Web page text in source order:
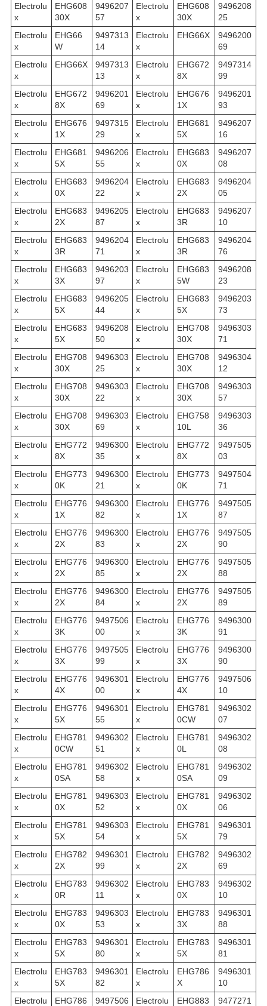
Electrolu
x
EHG608
30X
9496207
57
Electrolu
x
EHG608
30X
9496208
25
Electrolu
x
EHG66
W
9497313
14
Electrolu
x
EHG66X
9496200
69
Electrolu
x
EHG66X
9497313
13
Electrolu
x
EHG672
8X
9497314
99
Electrolu
x
EHG672
8X
9496201
69
Electrolu
x
EHG676
1X
9496201
93
Electrolu
x
EHG676
1X
9497315
29
Electrolu
x
EHG681
5X
9496207
16
Electrolu
x
EHG681
5X
9496206
55
Electrolu
x
EHG683
0X
9496207
08
Electrolu
x
EHG683
0X
9496204
22
Electrolu
x
EHG683
2X
9496204
05
Electrolu
x
EHG683
2X
9496205
87
Electrolu
x
EHG683
3R
9496207
10
Electrolu
x
EHG683
3R
9496204
71
Electrolu
x
EHG683
3R
9496204
76
Electrolu
x
EHG683
3X
9496203
97
Electrolu
x
EHG683
5W
9496208
23
Electrolu
x
EHG683
5X
9496205
44
Electrolu
x
EHG683
5X
9496203
73
Electrolu
x
EHG683
5X
9496208
50
Electrolu
x
EHG708
30X
9496303
71
Electrolu
x
EHG708
30X
9496303
25
Electrolu
x
EHG708
30X
9496304
12
Electrolu
x
EHG708
30X
9496303
22
Electrolu
x
EHG708
30X
9496303
57
Electrolu
x
EHG708
30X
9496303
69
Electrolu
x
EHG758
10L
9496303
36
Electrolu
x
EHG772
8X
9496300
35
Electrolu
x
EHG772
8X
9497505
03
Electrolu
x
EHG773
0K
9496300
21
Electrolu
x
EHG773
0K
9497504
71
Electrolu
x
EHG776
1X
9496300
82
Electrolu
x
EHG776
1X
9497505
87
Electrolu
x
EHG776
2X
9496300
83
Electrolu
x
EHG776
2X
9497505
90
Electrolu
x
EHG776
2X
9496300
85
Electrolu
x
EHG776
2X
9497505
88
Electrolu
x
EHG776
2X
9496300
84
Electrolu
x
EHG776
2X
9497505
89
Electrolu
x
EHG776
3K
9497506
00
Electrolu
x
EHG776
3K
9496300
91
Electrolu
x
EHG776
3X
9497505
99
Electrolu
x
EHG776
3X
9496300
90
Electrolu
x
EHG776
4X
9496301
00
Electrolu
x
EHG776
4X
9497506
10
Electrolu
x
EHG776
5X
9496301
55
Electrolu
x
EHG781
0CW
9496302
07
Electrolu
x
EHG781
0CW
9496302
51
Electrolu
x
EHG781
0L
9496302
08
Electrolu
x
EHG781
0SA
9496302
58
Electrolu
x
EHG781
0SA
9496302
09
Electrolu
x
EHG781
0X
9496303
52
Electrolu
x
EHG781
0X
9496302
06
Electrolu
x
EHG781
5X
9496303
54
Electrolu
x
EHG781
5X
9496301
79
Electrolu
x
EHG782
2X
9496301
99
Electrolu
x
EHG782
2X
9496302
69
Electrolu
x
EHG783
0R
9496302
11
Electrolu
x
EHG783
0X
9496302
10
Electrolu
x
EHG783
0X
9496303
53
Electrolu
x
EHG783
3X
9496301
88
Electrolu
x
EHG783
5X
9496301
80
Electrolu
x
EHG783
5X
9496301
81
Electrolu
x
EHG783
5X
9496301
82
Electrolu
x
EHG786
X
9496301
10
Electrolu
EHG786
9497506
Electrolu
EHG883
9477271